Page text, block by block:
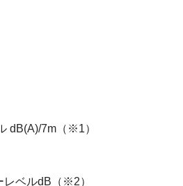
dB(A)/7m（※1）
ベルdB（※2）